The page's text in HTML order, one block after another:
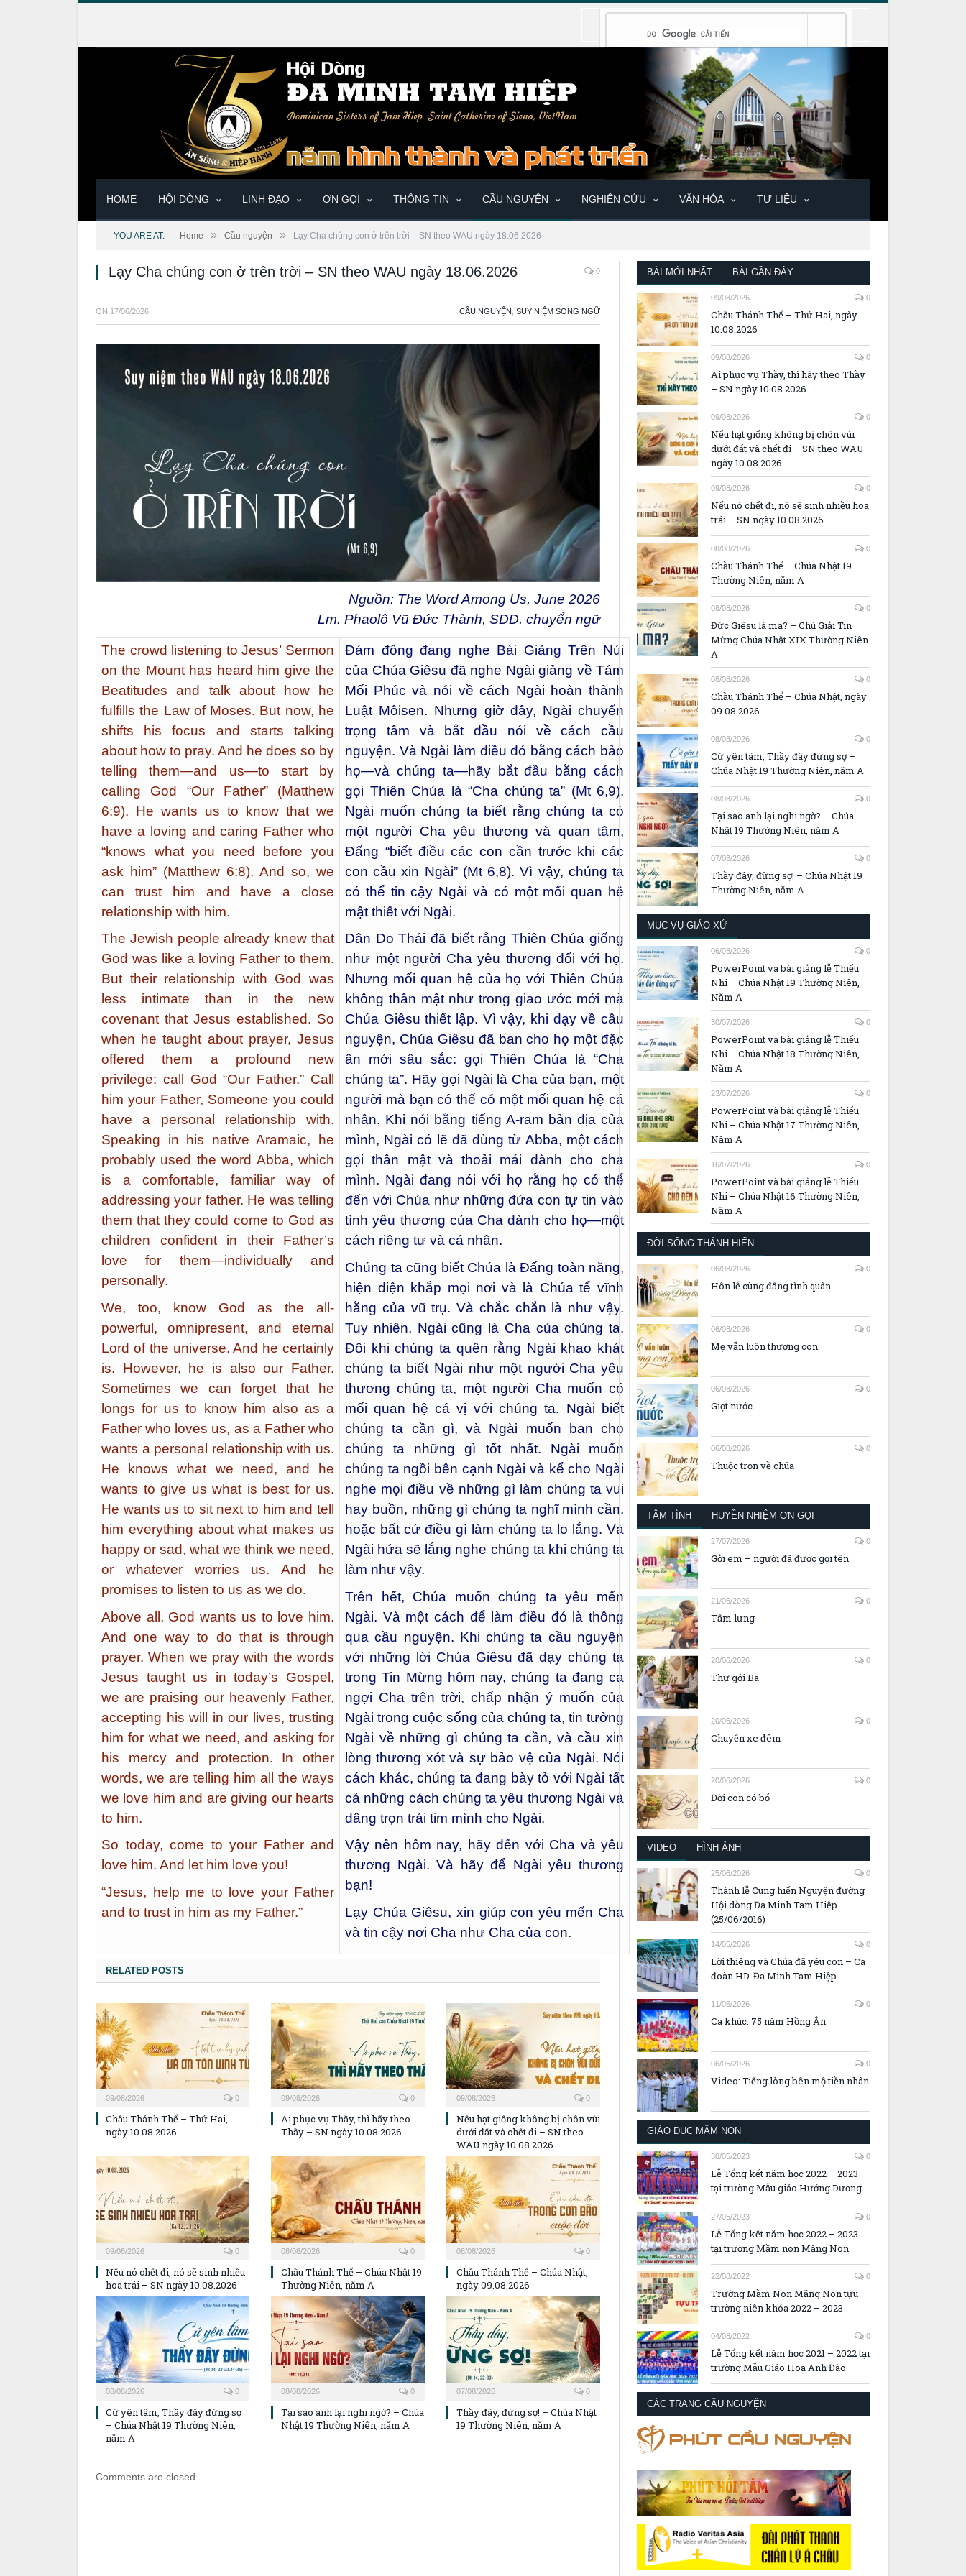
HOME HỘI DÒNG LINH ĐẠO ƠN GỌI THÔNG TIN CẦU NGUYỆN NGHIÊN CỨU VĂN HÓA TƯ LIỆU
YOU ARE AT: Home » Cầu nguyện » Lạy Cha chúng con ở trên trời – SN theo WAU ngày 18.06.2026
Lạy Cha chúng con ở trên trời – SN theo WAU ngày 18.06.2026 0
ON 17/06/2026 CẦU NGUYỆN SUY NIỆM SONG NGỮ
Nguồn: The Word Among Us, June 2026
Lm. Phaolô Vũ Đức Thành, SDD. chuyển ngữ
The crowd listening to Jesus’ Sermon
on the Mount has heard him give the
Beatitudes and talk about how he
fulfills the Law of Moses. But now, he
shifts his focus and starts talking
about how to pray. And he does so by
telling them—and us—to start by
calling God “Our Father” (Matthew
6:9). He wants us to know that we
have a loving and caring Father who
“knows what you need before you
ask him” (Matthew 6:8). And so, we
can trust him and have a close
relationship with him.
The Jewish people already knew that
God was like a loving Father to them.
But their relationship with God was
less intimate than in the new
covenant that Jesus established. So
when he taught about prayer, Jesus
offered them a profound new
privilege: call God “Our Father.” Call
him your Father, Someone you could
have a personal relationship with.
Speaking in his native Aramaic, he
probably used the word Abba, which
is a comfortable, familiar way of
addressing your father. He was telling
them that they could come to God as
children confident in their Father’s
love for them—individually and
personally.
We, too, know God as the all-
powerful, omnipresent, and eternal
Lord of the universe. And he certainly
is. However, he is also our Father.
Sometimes we can forget that he
longs for us to know him also as a
Father who loves us, as a Father who
wants a personal relationship with us.
He knows what we need, and he
wants to give us what is best for us.
He wants us to sit next to him and tell
him everything about what makes us
happy or sad, what we think we need,
or whatever worries us. And he
promises to listen to us as we do.
Above all, God wants us to love him.
And one way to do that is through
prayer. When we pray with the words
Jesus taught us in today’s Gospel,
we are praising our heavenly Father,
accepting his will in our lives, trusting
him for what we need, and asking for
his mercy and protection. In other
words, we are telling him all the ways
we love him and are giving our hearts
to him.
So today, come to your Father and
love him. And let him love you!
“Jesus, help me to love your Father
and to trust in him as my Father.”
Đám đông đang nghe Bài Giảng Trên Núi
của Chúa Giêsu đã nghe Ngài giảng về Tám
Mối Phúc và nói về cách Ngài hoàn thành
Luật Môisen. Nhưng giờ đây, Ngài chuyển
trọng tâm và bắt đầu nói về cách cầu
nguyện. Và Ngài làm điều đó bằng cách bảo
họ—và chúng ta—hãy bắt đầu bằng cách
gọi Thiên Chúa là “Cha chúng ta” (Mt 6,9).
Ngài muốn chúng ta biết rằng chúng ta có
một người Cha yêu thương và quan tâm,
Đấng “biết điều các con cần trước khi các
con cầu xin Ngài” (Mt 6,8). Vì vậy, chúng ta
có thể tin cậy Ngài và có một mối quan hệ
mật thiết với Ngài.
Dân Do Thái đã biết rằng Thiên Chúa giống
như một người Cha yêu thương đối với họ.
Nhưng mối quan hệ của họ với Thiên Chúa
không thân mật như trong giao ước mới mà
Chúa Giêsu thiết lập. Vì vậy, khi dạy về cầu
nguyện, Chúa Giêsu đã ban cho họ một đặc
ân mới sâu sắc: gọi Thiên Chúa là “Cha
chúng ta”. Hãy gọi Ngài là Cha của bạn, một
người mà bạn có thể có một mối quan hệ cá
nhân. Khi nói bằng tiếng A-ram bản địa của
mình, Ngài có lẽ đã dùng từ Abba, một cách
gọi thân mật và thoải mái dành cho cha
mình. Ngài đang nói với họ rằng họ có thể
đến với Chúa như những đứa con tự tin vào
tình yêu thương của Cha dành cho họ—một
cách riêng tư và cá nhân.
Chúng ta cũng biết Chúa là Đấng toàn năng,
hiện diện khắp mọi nơi và là Chúa tể vĩnh
hằng của vũ trụ. Và chắc chắn là như vậy.
Tuy nhiên, Ngài cũng là Cha của chúng ta.
Đôi khi chúng ta quên rằng Ngài khao khát
chúng ta biết Ngài như một người Cha yêu
thương chúng ta, một người Cha muốn có
mối quan hệ cá vị với chúng ta. Ngài biết
chúng ta cần gì, và Ngài muốn ban cho
chúng ta những gì tốt nhất. Ngài muốn
chúng ta ngồi bên cạnh Ngài và kể cho Ngài
nghe mọi điều về những gì làm chúng ta vui
hay buồn, những gì chúng ta nghĩ mình cần,
hoặc bất cứ điều gì làm chúng ta lo lắng. Và
Ngài hứa sẽ lắng nghe chúng ta khi chúng ta
làm như vậy.
Trên hết, Chúa muốn chúng ta yêu mến
Ngài. Và một cách để làm điều đó là thông
qua cầu nguyện. Khi chúng ta cầu nguyện
với những lời Chúa Giêsu đã dạy chúng ta
trong Tin Mừng hôm nay, chúng ta đang ca
ngợi Cha trên trời, chấp nhận ý muốn của
Ngài trong cuộc sống của chúng ta, tin tưởng
Ngài về những gì chúng ta cần, và cầu xin
lòng thương xót và sự bảo vệ của Ngài. Nói
cách khác, chúng ta đang bày tỏ với Ngài tất
cả những cách chúng ta yêu thương Ngài và
dâng trọn trái tim mình cho Ngài.
Vậy nên hôm nay, hãy đến với Cha và yêu
thương Ngài. Và hãy để Ngài yêu thương
bạn!
Lạy Chúa Giêsu, xin giúp con yêu mến Cha
và tin cậy nơi Cha như Cha của con.
RELATED POSTS
09/08/2026 0
Chầu Thánh Thể – Thứ Hai,
ngày 10.08.2026
09/08/2026 0
Ai phục vụ Thầy, thì hãy theo
Thầy – SN ngày 10.08.2026
09/08/2026 0
Nếu hạt giống không bị chôn vùi
dưới đất và chết đi – SN theo
WAU ngày 10.08.2026
09/08/2026 0
Nếu nó chết đi, nó sẽ sinh nhiều
hoa trái – SN ngày 10.08.2026
08/08/2026 0
Chầu Thánh Thể – Chúa Nhật 19
Thường Niên, năm A
08/08/2026 0
Chầu Thánh Thể – Chúa Nhật,
ngày 09.08.2026
08/08/2026 0
Cứ yên tâm, Thầy đây đừng sợ
– Chúa Nhật 19 Thường Niên,
năm A
08/08/2026 0
Tại sao anh lại nghi ngờ? – Chúa
Nhật 19 Thường Niên, năm A
07/08/2026 0
Thầy đây, đừng sợ! – Chúa Nhật
19 Thường Niên, năm A
Comments are closed.
BÀI MỚI NHẤT BÀI GẦN ĐÂY
09/08/2026 0
Chầu Thánh Thể – Thứ Hai, ngày
10.08.2026
09/08/2026 0
Ai phục vụ Thầy, thì hãy theo Thầy
– SN ngày 10.08.2026
09/08/2026 0
Nếu hạt giống không bị chôn vùi
dưới đất và chết đi – SN theo WAU
ngày 10.08.2026
09/08/2026 0
Nếu nó chết đi, nó sẽ sinh nhiều hoa
trái – SN ngày 10.08.2026
08/08/2026 0
Chầu Thánh Thể – Chúa Nhật 19
Thường Niên, năm A
08/08/2026 0
Đức Giêsu là ma? – Chú Giải Tin
Mừng Chúa Nhật XIX Thường Niên
A
08/08/2026 0
Chầu Thánh Thể – Chúa Nhật, ngày
09.08.2026
08/08/2026 0
Cứ yên tâm, Thầy đây đừng sợ –
Chúa Nhật 19 Thường Niên, năm A
08/08/2026 0
Tại sao anh lại nghi ngờ? – Chúa
Nhật 19 Thường Niên, năm A
07/08/2026 0
Thầy đây, đừng sợ! – Chúa Nhật 19
Thường Niên, năm A
MỤC VỤ GIÁO XỨ
06/08/2026 0
PowerPoint và bài giảng lễ Thiếu
Nhi – Chúa Nhật 19 Thường Niên,
Năm A
30/07/2026 0
PowerPoint và bài giảng lễ Thiếu
Nhi – Chúa Nhật 18 Thường Niên,
Năm A
23/07/2026 0
PowerPoint và bài giảng lễ Thiếu
Nhi – Chúa Nhật 17 Thường Niên,
Năm A
16/07/2026 0
PowerPoint và bài giảng lễ Thiếu
Nhi – Chúa Nhật 16 Thường Niên,
Năm A
ĐỜI SỐNG THÁNH HIẾN
06/08/2026 0
Hôn lễ cùng đấng tình quân
06/08/2026 0
Mẹ vẫn luôn thương con
06/08/2026 0
Giọt nước
06/08/2026 0
Thuộc trọn về chúa
TÂM TÌNH HUYỀN NHIỆM ƠN GỌI
27/07/2026 0
Gởi em – người đã được gọi tên
21/06/2026 0
Tấm lưng
20/06/2026 0
Thư gởi Ba
20/06/2026 0
Chuyến xe đêm
20/06/2026 0
Đời con có bố
VIDEO HÌNH ẢNH
25/06/2026 0
Thánh lễ Cung hiến Nguyện đường
Hội dòng Đa Minh Tam Hiệp
(25/06/2016)
14/05/2026 0
Lời thiêng và Chúa đã yêu con – Ca
đoàn HD. Đa Minh Tam Hiệp
11/05/2026 0
Ca khúc: 75 năm Hồng Ân
06/05/2026 0
Video: Tiếng lòng bên mộ tiền nhân
GIÁO DỤC MẦM NON
30/05/2023 0
Lễ Tổng kết năm học 2022 – 2023
tại trường Mẫu giáo Hướng Dương
27/05/2023 0
Lễ Tổng kết năm học 2022 – 2023
tại trường Mầm non Măng Non
22/08/2022 0
Trường Mầm Non Măng Non tựu
trường niên khóa 2022 – 2023
04/08/2022 0
Lễ Tổng kết năm học 2021 – 2022 tại
trường Mẫu Giáo Hoa Anh Đào
CÁC TRANG CẦU NGUYỆN